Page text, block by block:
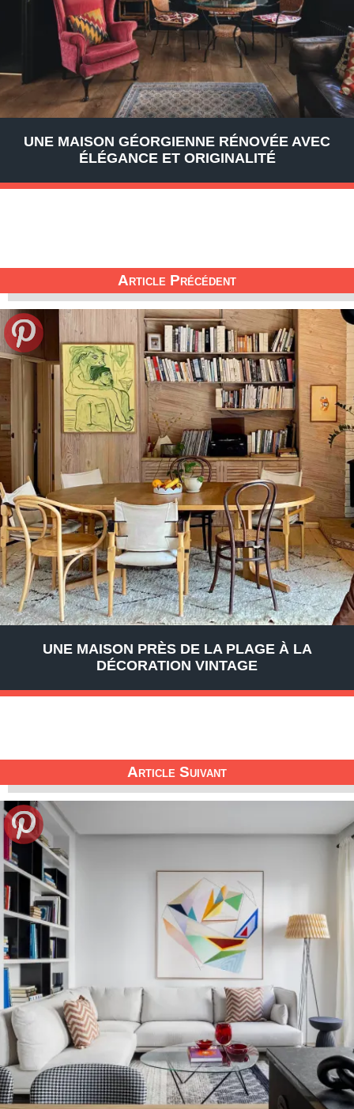
UNE MAISON GÉORGIENNE RÉNOVÉE AVEC
ÉLÉGANCE ET ORIGINALITÉ
Article Précédent
UNE MAISON PRÈS DE LA PLAGE À LA
DÉCORATION VINTAGE
Article Suivant